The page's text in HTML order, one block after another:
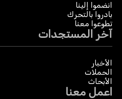
انضموا إلينا
بادروا بالتحرك
تطوعوا معنا
آخر المستجدات
الأخبار
الحملات
الأبحاث
اعمل معنا